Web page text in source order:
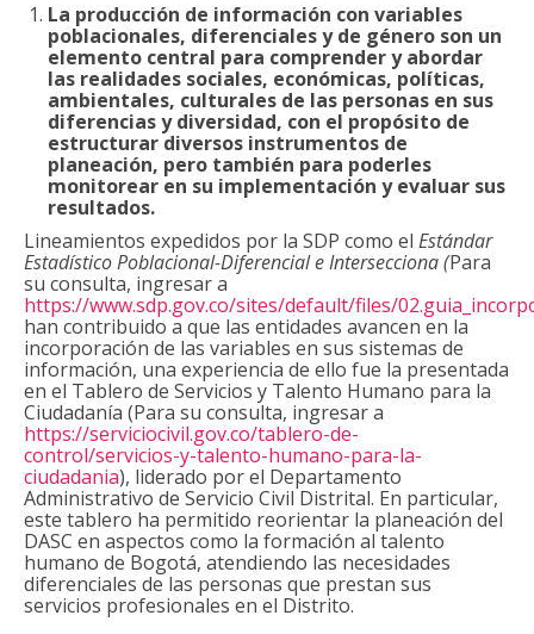
La producción de información con variables
poblacionales, diferenciales y de género son un
elemento central para comprender y abordar
las realidades sociales, económicas, políticas,
ambientales, culturales de las personas en sus
diferencias y diversidad, con el propósito de
estructurar diversos instrumentos de
planeación, pero también para poderles
monitorear en su implementación y evaluar sus
resultados.
Lineamientos expedidos por la SDP como el Estándar
Estadístico Poblacional-Diferencial e Intersecciona (Para
su consulta, ingresar a
https://www.sdp.gov.co/sites/default/files/
han contribuido a que las entidades avancen en la
incorporación de las variables en sus sistemas de
información, una experiencia de ello fue la presentada
en el Tablero de Servicios y Talento Humano para la
Ciudadanía (Para su consulta, ingresar a
https://serviciocivil.gov.co/tablero-de-
control/servicios-y-talento-humano-para-la-
ciudadania), liderado por el Departamento
Administrativo de Servicio Civil Distrital. En particular,
este tablero ha permitido reorientar la planeación del
DASC en aspectos como la formación al talento
humano de Bogotá, atendiendo las necesidades
diferenciales de las personas que prestan sus
servicios profesionales en el Distrito.